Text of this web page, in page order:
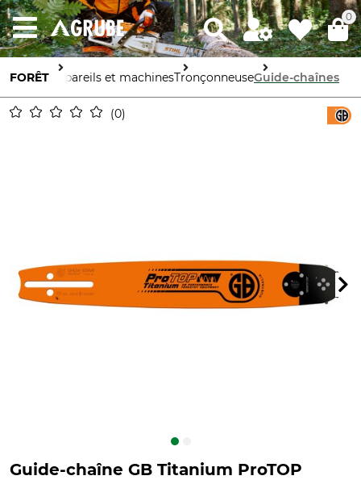
0
FORÊT Appareils et machinesTronçonneuseGuide-chaînes
0
Guide-chaîne GB Titanium ProTOP